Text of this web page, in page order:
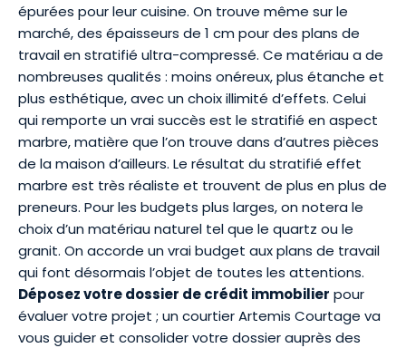
épurées pour leur cuisine. On trouve même sur le
marché, des épaisseurs de 1 cm pour des plans de
travail en stratifié ultra-compressé. Ce matériau a de
nombreuses qualités : moins onéreux, plus étanche et
plus esthétique, avec un choix illimité d’effets. Celui
qui remporte un vrai succès est le stratifié en aspect
marbre, matière que l’on trouve dans d’autres pièces
de la maison d’ailleurs. Le résultat du stratifié effet
marbre est très réaliste et trouvent de plus en plus de
preneurs. Pour les budgets plus larges, on notera le
choix d’un matériau naturel tel que le quartz ou le
granit. On accorde un vrai budget aux plans de travail
qui font désormais l’objet de toutes les attentions.
Déposez votre dossier de crédit immobilier pour
évaluer votre projet ; un courtier Artemis Courtage va
vous guider et consolider votre dossier auprès des